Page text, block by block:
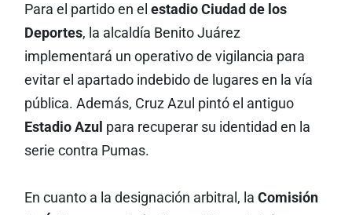
Para el partido en el estadio Ciudad de los
Deportes, la alcaldía Benito Juárez
implementará un operativo de vigilancia para
evitar el apartado indebido de lugares en la vía
pública. Además, Cruz Azul pintó el antiguo
Estadio Azul para recuperar su identidad en la
serie contra Pumas.
En cuanto a la designación arbitral, la Comisión